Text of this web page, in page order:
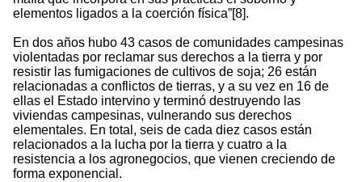
elementos ligados a la coerción física”[8].
En dos años hubo 43 casos de comunidades campesinas
violentadas por reclamar sus derechos a la tierra y por
resistir las fumigaciones de cultivos de soja; 26 están
relacionadas a conflictos de tierras, y a su vez en 16 de
ellas el Estado intervino y terminó destruyendo las
viviendas campesinas, vulnerando sus derechos
elementales. En total, seis de cada diez casos están
relacionados a la lucha por la tierra y cuatro a la
resistencia a los agronegocios, que vienen creciendo de
forma exponencial.